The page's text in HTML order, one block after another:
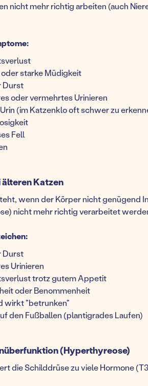
nicht mehr richtig arbeiten (auch
starke Müdigkeit
Durst
oder vermehrtes Urinieren
(im Katzenklo oft schwer zu
Fell
Katzen
wenn der Körper nicht genügend
nicht mehr richtig verarbeitet
Durst
Urinieren
trotz gutem Appetit
oder Benommenheit
wirkt "betrunken"
den Fußballen (plantigrades Laufen)
(Hyperthyreose)
die Schilddrüse zu viele Hormone